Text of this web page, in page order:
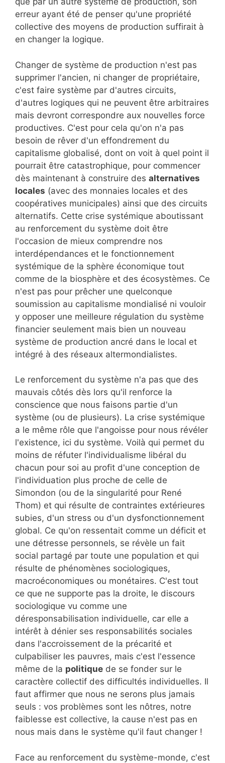
erreur ayant été de penser qu'une propriété
collective des moyens de production suffirait à
en changer la logique.
Changer de système de production n'est pas
supprimer l'ancien, ni changer de propriétaire,
c'est faire système par d'autres circuits,
d'autres logiques qui ne peuvent être arbitraires
mais devront correspondre aux nouvelles force
productives. C'est pour cela qu'on n'a pas
besoin de rêver d'un effondrement du
capitalisme globalisé, dont on voit à quel point il
pourrait être catastrophique, pour commencer
dès maintenant à construire des alternatives
locales (avec des monnaies locales et des
coopératives municipales) ainsi que des circuits
alternatifs. Cette crise systémique aboutissant
au renforcement du système doit être
l'occasion de mieux comprendre nos
interdépendances et le fonctionnement
systémique de la sphère économique tout
comme de la biosphère et des écosystèmes. Ce
n'est pas pour prêcher une quelconque
soumission au capitalisme mondialisé ni vouloir
y opposer une meilleure régulation du système
financier seulement mais bien un nouveau
système de production ancré dans le local et
intégré à des réseaux altermondialistes.
Le renforcement du système n'a pas que des
mauvais côtés dès lors qu'il renforce la
conscience que nous faisons partie d'un
système (ou de plusieurs). La crise systémique
a le même rôle que l'angoisse pour nous révéler
l'existence, ici du système. Voilà qui permet du
moins de réfuter l'individualisme libéral du
chacun pour soi au profit d'une conception de
l'individuation plus proche de celle de
Simondon (ou de la singularité pour René
Thom) et qui résulte de contraintes extérieures
subies, d'un stress ou d'un dysfonctionnement
global. Ce qu'on ressentait comme un déficit et
une détresse personnels, se révèle un fait
social partagé par toute une population et qui
résulte de phénomènes sociologiques,
macroéconomiques ou monétaires. C'est tout
ce que ne supporte pas la droite, le discours
sociologique vu comme une
déresponsabilisation individuelle, car elle a
intérêt à dénier ses responsabilités sociales
dans l'accroissement de la précarité et
culpabiliser les pauvres, mais c'est l'essence
même de la politique de se fonder sur le
caractère collectif des difficultés individuelles. Il
faut affirmer que nous ne serons plus jamais
seuls : vos problèmes sont les nôtres, notre
faiblesse est collective, la cause n'est pas en
nous mais dans le système qu'il faut changer !
Face au renforcement du système-monde, c'est